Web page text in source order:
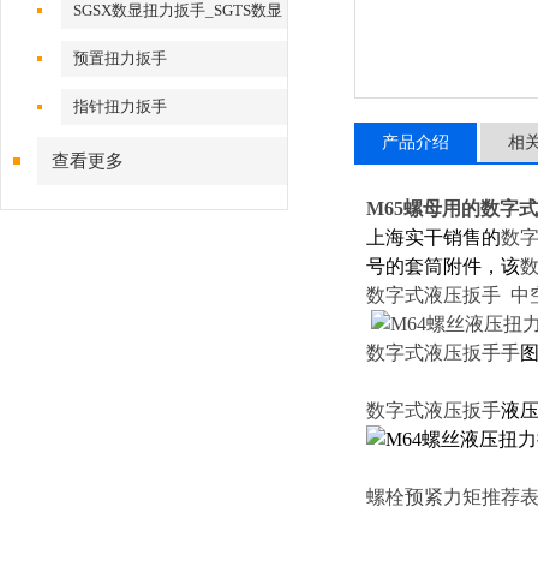
SGSX数显扭力扳手_SGTS数显
扭力扳手
预置扭力扳手
指针扭力扳手
查看更多
产品介绍 相
M65螺母用的数字
上海实干销售的数
号的套筒附件，该
数字式液压扳手 中
数字式液压扳手手
数字式液压扳手液
螺栓预紧力矩推荐表